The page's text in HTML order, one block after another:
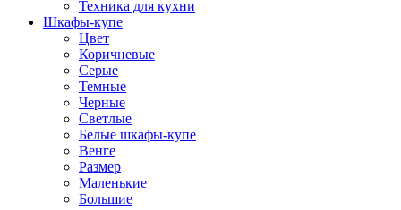
Техника для кухни
Шкафы-купе
Цвет
Коричневые
Серые
Темные
Черные
Светлые
Белые шкафы-купе
Венге
Размер
Маленькие
Большие